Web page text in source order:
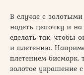
В случае с
надеть цепочку и
сделать так, чтобы
и плетению.
плетением бисмарк,
золотое украшение